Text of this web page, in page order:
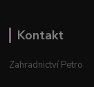
Kontakt
Zahradnictví Petro